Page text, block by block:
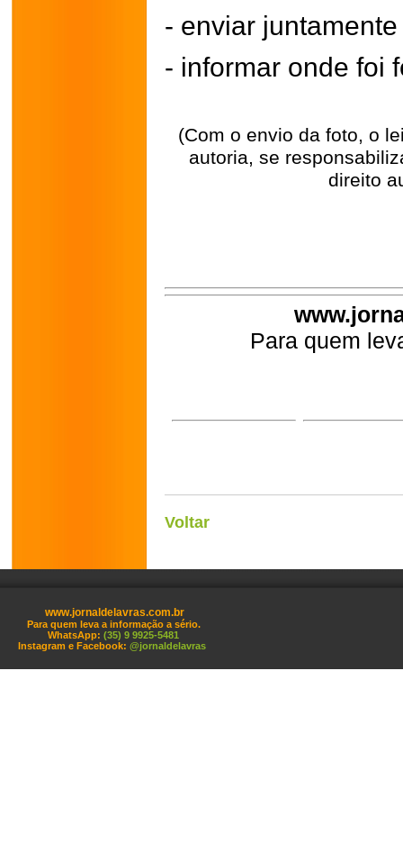
- enviar
- informar onde foi
(Com o envio da foto, o
autoria, se
direito
Para quem
Voltar
www.jornaldelavras.com.br
Para quem leva a informação a sério.
WhatsApp: (35) 9 9925-5481
Instagram e Facebook: @jornaldelavras